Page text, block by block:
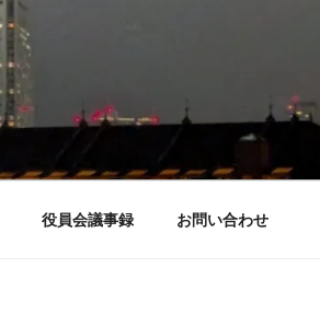
役員会議事録 お問い合わせ